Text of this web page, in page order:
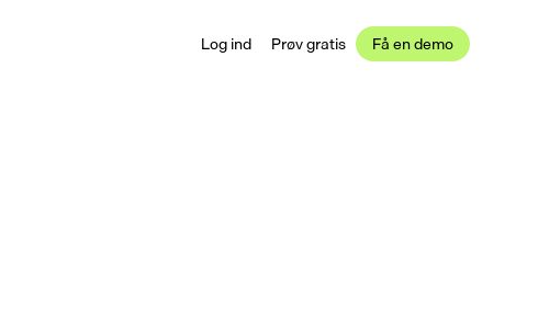
Log ind Prøv gratis Få en demo